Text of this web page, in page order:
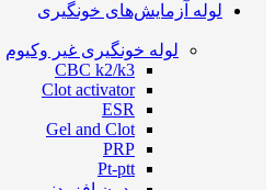
لوله آزمایش‌های خونگیری
لوله خونگیری غیر وکیوم
CBC k2/k3
Clot activator
ESR
Gel and Clot
PRP
Pt-ptt